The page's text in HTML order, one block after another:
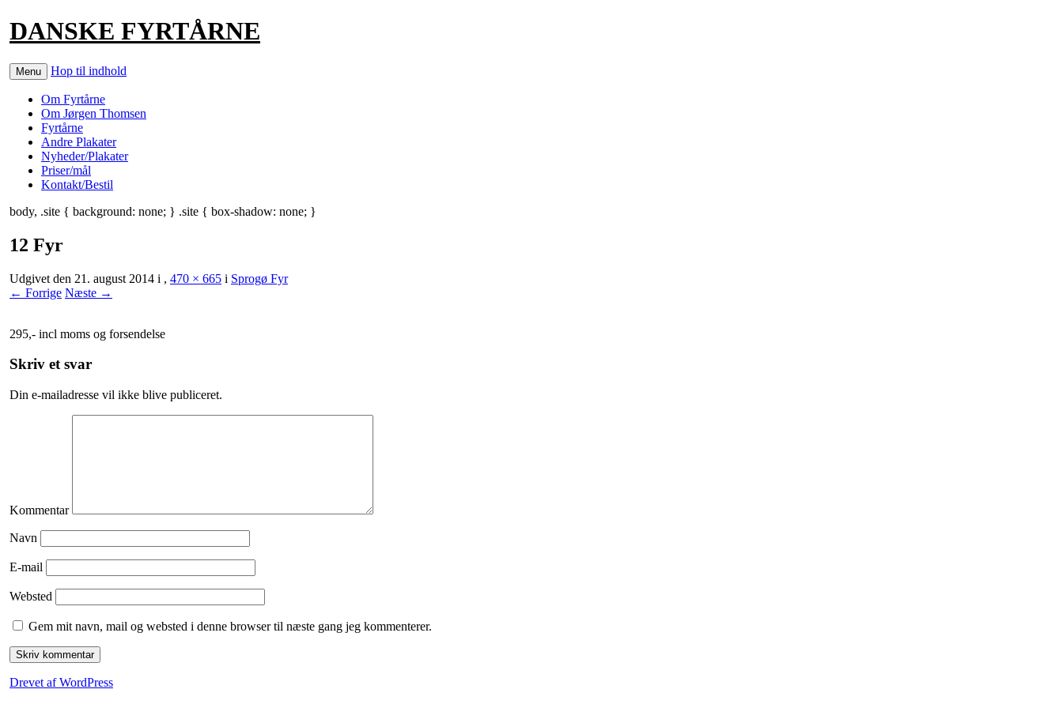
DANSKE FYRTÅRNE
Menu Hop til indhold
Om Fyrtårne
Om Jørgen Thomsen
Fyrtårne
Andre Plakater
Nyheder/Plakater
Priser/mål
Kontakt/Bestil
body, .site { background: none; } .site { box-shadow: none; }
12 Fyr
Udgivet den 21. august 2014 i , 470 × 665 i Sprogø Fyr
← Forrige Næste →
295,- incl moms og forsendelse
Skriv et svar
Din e-mailadresse vil ikke blive publiceret.
Kommentar
Navn
E-mail
Websted
Gem mit navn, mail og websted i denne browser til næste gang jeg kommenterer.
Drevet af WordPress